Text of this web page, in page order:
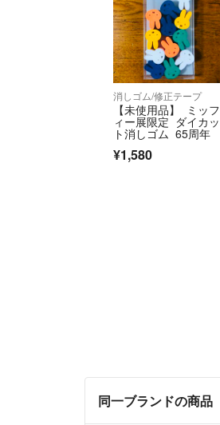
消しゴム/修正テープ
【未使用品】 ミッフ
ィー展限定 ダイカッ
ト消しゴム 65周年
¥1,580
同一ブランドの商品